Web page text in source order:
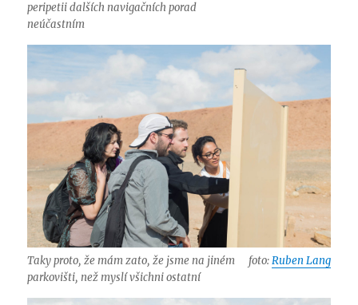
peripetii dalších navigačních porad
neúčastním
Taky proto, že mám zato, že jsme na jiném
parkovišti, než myslí všichni ostatní
foto:Ruben Lang